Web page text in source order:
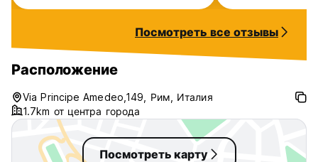
settling in. When we arrived
door, he showed us a map of the
city explaining the best areas to
explore and how to get around.
Franco checked in with us and
brought a delicious breakfast
every morning which was a great
start to the day. Thank you for
everything Franco :)
train terminal.
Посмотреть все отзывы
Расположение
Via Principe Amedeo,149, Рим, Италия
1.7km от центра города
Посмотреть карту